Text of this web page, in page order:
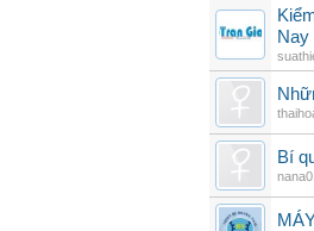
Nay
Bí